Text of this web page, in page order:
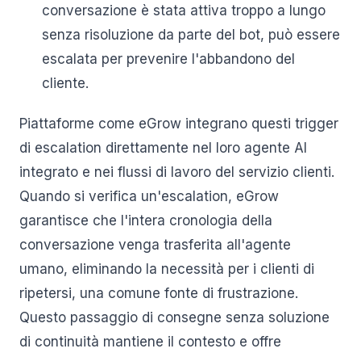
conversazione è stata attiva troppo a lungo
senza risoluzione da parte del bot, può essere
escalata per prevenire l'abbandono del
cliente.
Piattaforme come eGrow integrano questi trigger
di escalation direttamente nel loro agente AI
integrato e nei flussi di lavoro del servizio clienti.
Quando si verifica un'escalation, eGrow
garantisce che l'intera cronologia della
conversazione venga trasferita all'agente
umano, eliminando la necessità per i clienti di
ripetersi, una comune fonte di frustrazione.
Questo passaggio di consegne senza soluzione
di continuità mantiene il contesto e offre